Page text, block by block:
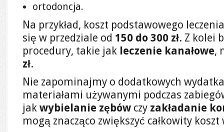
ortodoncja.
Na przykład, koszt podstawowego
się w przedziale od 150 do 300 zł. Z kolei
procedury, takie jak leczenie kanałowe,
zł.
Nie zapominajmy o dodatkowych
materiałami używanymi podczas
jak wybielanie zębów czy zakładanie
mogą znacząco zwiększyć całkowity koszt